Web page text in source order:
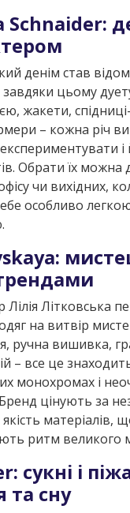
Schnaider:
денім став
завдяки цьому
жакети, спідниці-
– кожна річ
і
Обрати їх можна
чи вихідних,
особливо
Лілія Літковська
на витвір
ручна вишивка,
– все це
монохромах і
цінують за
матеріалів,
ритм великого
сукні і
та сну